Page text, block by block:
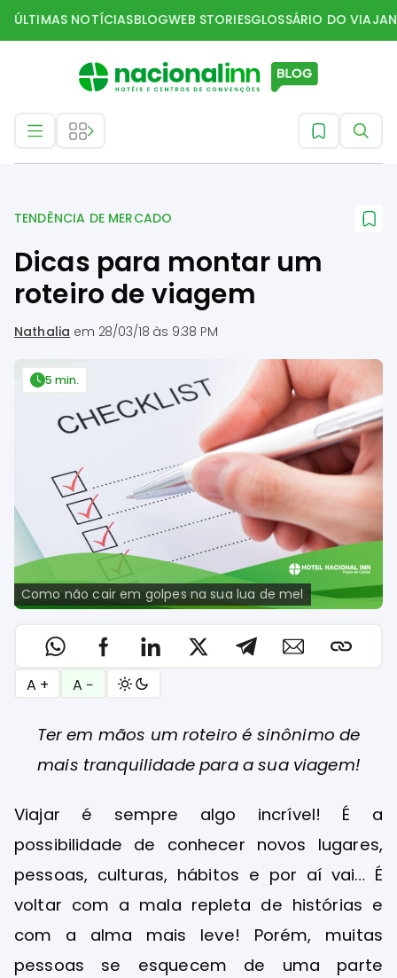
ÚLTIMAS NOTÍCIASBLOGWEB STORIESGLOSSÁRIO DO
Tendência de mercado
TENDÊNCIA DE MERCADO
Dicas para montar um
roteiro de viagem
Nathalia em 28/03/18 às 9:38 PM
Como não cair em golpes na sua lua de mel
5 min.
A + A −
Ter em mãos um roteiro é sinônimo de
mais tranquilidade para a sua viagem!
Viajar é sempre algo incrível! É a
possibilidade de conhecer novos lugares,
pessoas, culturas, hábitos e por aí vai… É
voltar com a mala repleta de histórias e
com a alma mais leve! Porém, muitas
pessoas se esquecem de uma parte